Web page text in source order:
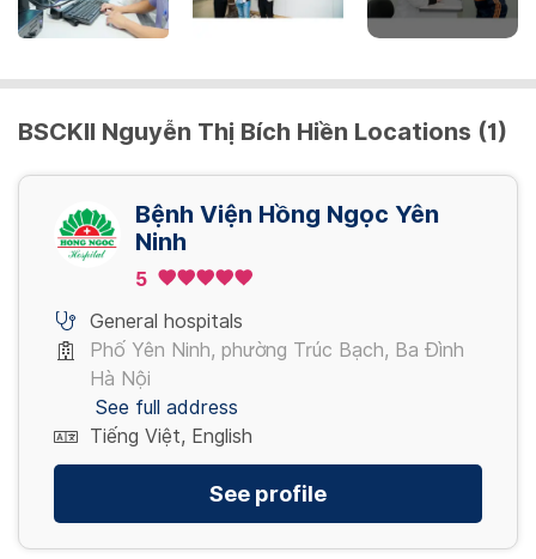
Nội soi đại tràng NBI mê (đã bao gồm thụt
tháo)
3,200,000 VND/ Gói
4,080,000 VND/ Gói
Nội soi tiêu hóa NBI mê (đã bao gồm thụt
tháo)
5,280,000 VND/ Gói
BSCKII Nguyễn Thị Bích Hiền Locations (1)
Bệnh Viện Hồng Ngọc Yên
Ninh
5
General hospitals
Phố Yên Ninh, phường Trúc Bạch, Ba Đình
Hà Nội
See full address
Tiếng Việt, English
See profile